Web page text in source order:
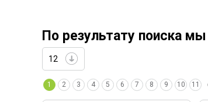
По результату поиска
12
1 2 3 4 5 6 7 8 9 10 11